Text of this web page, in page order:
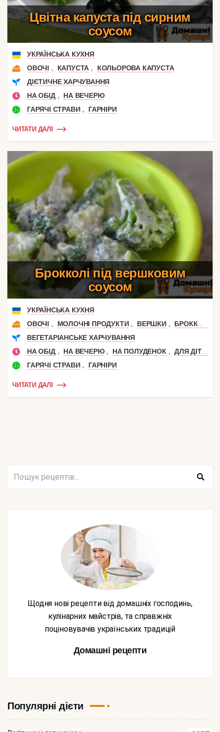
Цвітна капуста під сирним
соусом
УКРАЇНСЬКА КУХНЯ
ОВОЧІ , КАПУСТА ,
КОЛЬОРОВА КАПУСТА
ДІЄТИЧНЕ ХАРЧУВАННЯ
НА ОБІД ,
НА ВЕЧЕРЮ
ГАРЯЧІ СТРАВИ , ГАРНІРИ
ЧИТАТИ ДАЛІ
Брокколі під вершковим
соусом
УКРАЇНСЬКА КУХНЯ
ОВОЧІ , МОЛОЧНІ ПРОДУКТИ , ВЕРШКИ ,
БРОККОЛІ
ВЕГЕТАРІАНСЬКЕ ХАРЧУВАННЯ
НА ОБІД , НА ВЕЧЕРЮ , НА ПОЛУДЕНОК , ДЛЯ ДІТЕЙ
ГАРЯЧІ СТРАВИ , ГАРНІРИ
ЧИТАТИ ДАЛІ
Щодня нові рецепти від домашніх господинь,
кулінарних майстрів, та справжніх
поціновувачів українських традицій
Домашні рецепти
Популярні дієти